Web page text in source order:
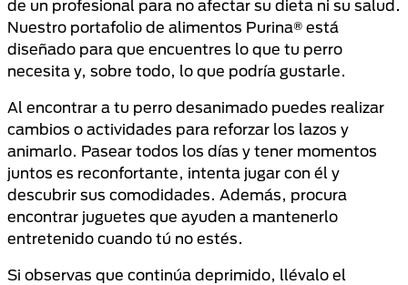
de un profesional para no afectar su dieta ni su salud.
Nuestro portafolio de alimentos Purina® está
diseñado para que encuentres lo que tu perro
necesita y, sobre todo, lo que podría gustarle.
Al encontrar a tu perro desanimado puedes realizar
cambios o actividades para reforzar los lazos y
animarlo. Pasear todos los días y tener momentos
juntos es reconfortante, intenta jugar con él y
descubrir sus comodidades. Además, procura
encontrar juguetes que ayuden a mantenerlo
entretenido cuando tú no estés.
Si observas que continúa deprimido, llévalo el